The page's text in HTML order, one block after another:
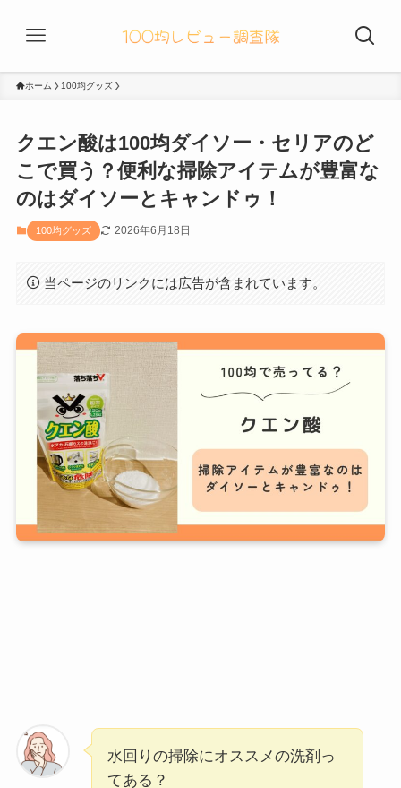
ホーム 100均グッズ
クエン酸は100均ダイソー・セリアのど
こで買う？便利な掃除アイテムが豊富な
のはダイソーとキャンドゥ！
100均グッズ 2026年6月18日
当ページのリンクには広告が含まれています。
水回りの掃除にオススメの洗剤っ
てある？